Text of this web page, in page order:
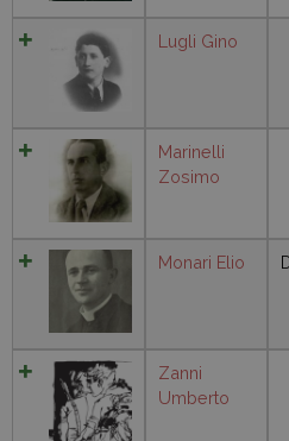
Lugli Gino
Marinelli
Zosimo
Monari Elio
Zanni
Umberto